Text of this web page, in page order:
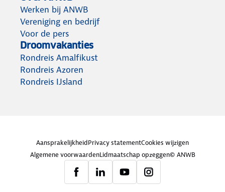
Werken bij ANWB
Vereniging en bedrijf
Voor de pers
Droomvakanties
Rondreis Amalfikust
Rondreis Azoren
Rondreis IJsland
AansprakelijkheidPrivacy statementCookies wijzigen
Algemene voorwaardenLidmaatschap opzeggen© ANWB